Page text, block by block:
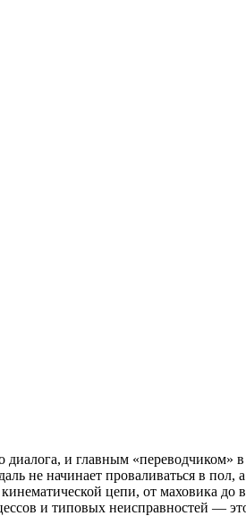
и главным «переводчиком»
не начинает проваливаться в пол,
цепи, от маховика
и типовых неисправностей —